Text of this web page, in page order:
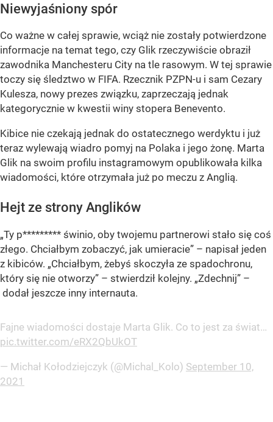
Niewyjaśniony spór
Co ważne w całej sprawie, wciąż nie zostały potwierdzone
informacje na temat tego, czy Glik rzeczywiście obraził
zawodnika Manchesteru City na tle rasowym. W tej sprawie
toczy się śledztwo w FIFA. Rzecznik PZPN-u i sam Cezary
Kulesza, nowy prezes związku, zaprzeczają jednak
kategorycznie w kwestii winy stopera Benevento.
Kibice nie czekają jednak do ostatecznego werdyktu i już
teraz wylewają wiadro pomyj na Polaka i jego żonę. Marta
Glik na swoim profilu instagramowym opublikowała kilka
wiadomości, które otrzymała już po meczu z Anglią.
Hejt ze strony Anglików
„Ty p********* świnio, oby twojemu partnerowi stało się coś
złego. Chciałbym zobaczyć, jak umieracie” – napisał jeden
z kibiców. „Chciałbym, żebyś skoczyła ze spadochronu,
który się nie otworzy” – stwierdził kolejny. „Zdechnij” –
dodał jeszcze inny internauta.
Fajne wiadomości dostaje Marta Glik. Co to jest za świat…
pic.twitter.com/eRX2QbUkOT
— Michał Kołodziejczyk (@Michal_Kolo) September 10,
2021